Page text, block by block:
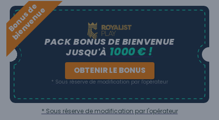
B
o
n
u
s
d
e
b
i
e
n
v
e
n
u
ePACK BONUS DE BIENVENUE
JUSQU'À 1000 € !
OBTENIR LE BONUS
* Sous réserve de modification par l'opérateur
* Sous réserve de modification par l'opérateur